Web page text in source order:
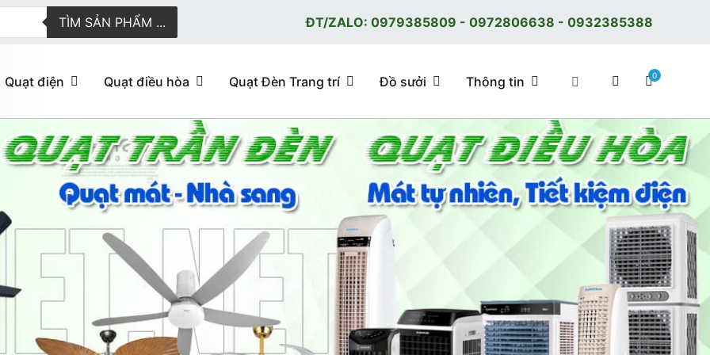
TÌM SẢN PHẨM ... ĐT/ZALO: 0979385809 - 0972806638 - 0932385388
tuyến giao hàng nhanh
hòa, quạt trần đèn trang trí, đèn trang trí chính Hãng, loại tốt, giá tốt, có F.reeShip tại Hà Nội
Quạt điện Quạt điều hòa Quạt Đèn Trang trí Đồ sưởi Thông tin 0